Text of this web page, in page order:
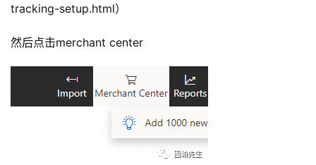
tracking-setup.html）
然后点击merchant center